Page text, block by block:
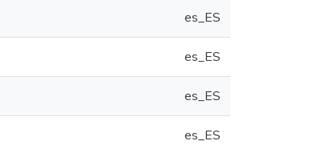
es_ES
es_ES
es_ES
es_ES